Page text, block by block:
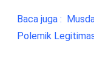
Baca juga :
Polemik